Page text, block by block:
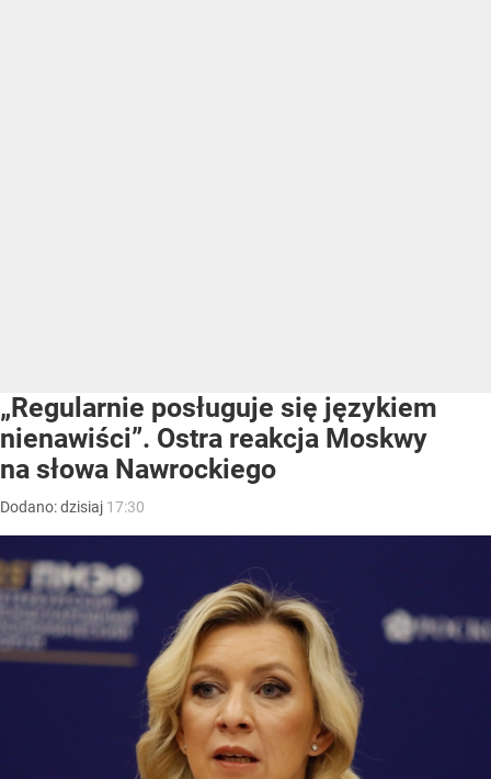
„Regularnie posługuje się językiem
nienawiści”. Ostra reakcja Moskwy
na słowa Nawrockiego
Dodano:dzisiaj 17:30